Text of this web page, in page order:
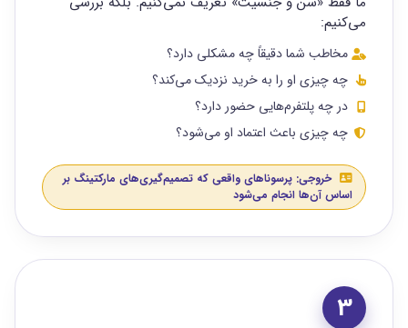
می‌کنیم:
مخاطب شما دقیقاً چه مشکلی دارد؟
چه چیزی او را به خرید نزدیک می‌کند؟
در چه پلتفرم‌هایی حضور دارد؟
چه چیزی باعث اعتماد او می‌شود؟
خروجی: پرسوناهای واقعی که تصمیم‌گیری‌های مارکتینگ بر
اساس آن‌ها انجام می‌شود
3